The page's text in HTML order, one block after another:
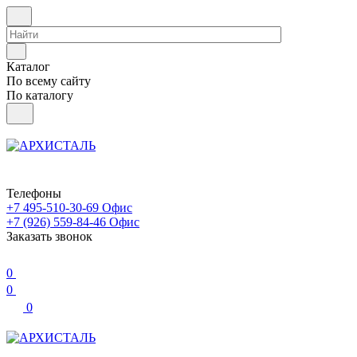
Каталог
По всему сайту
По каталогу
Телефоны
+7 495-510-30-69 Офис
+7 (926) 559-84-46 Офис
Заказать звонок
0
0
0